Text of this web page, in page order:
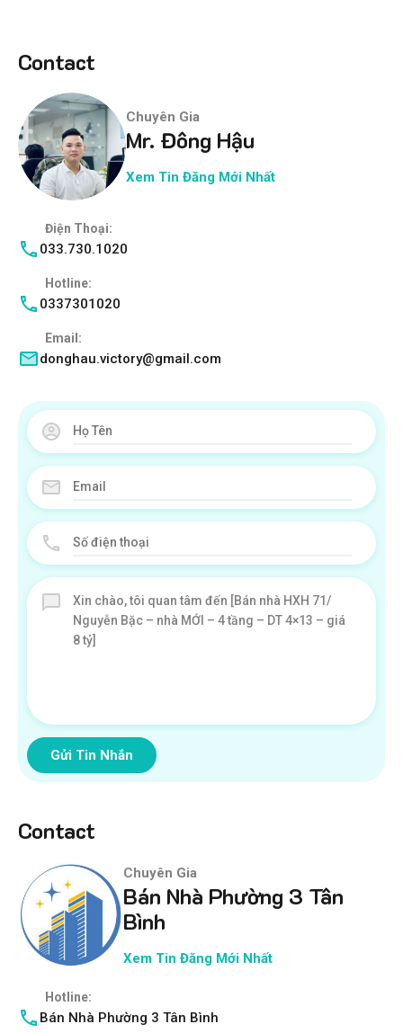
Contact
Chuyên Gia
Mr. Đông Hậu
Xem Tin Đăng Mới Nhất
Điện Thoại:
033.730.1020
Hotline:
0337301020
Email:
donghau.victory@gmail.com
Gửi Tin Nhắn
Contact
Chuyên Gia
Bán Nhà Phường 3 Tân
Bình
Xem Tin Đăng Mới Nhất
Hotline:
Bán Nhà Phường 3 Tân Bình